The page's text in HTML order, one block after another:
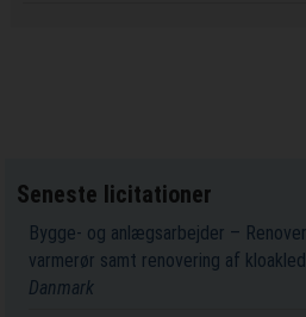
Seneste licitationer
Bygge- og anlægsarbejder –
varmerør samt renovering af
Danmark